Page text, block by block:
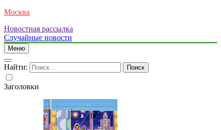
Москва
Новостная рассылка
Случайные новости
Меню
Найти:
Заголовки